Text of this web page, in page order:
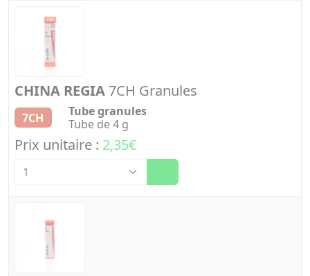
CHINA REGIA 7CH Granules
7CH
Tube granules
Tube de 4 g
Prix unitaire : 2,35€